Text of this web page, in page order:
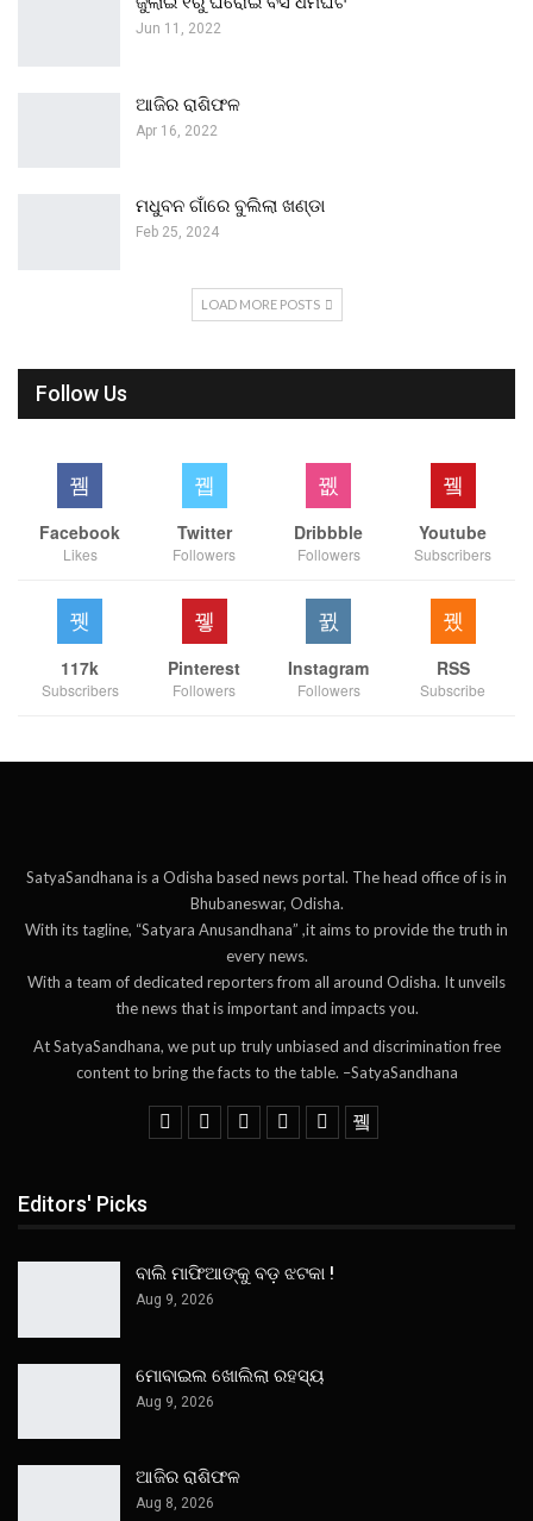
Jun 11, 2022
ଆଜିର ରାଶିଫଳ
Apr 16, 2022
ମଧୁବନ ଗାଁରେ ବୁଲିଲା ଖଣ୍ଡା
Feb 25, 2024
LOAD MORE POSTS
Follow Us
Facebook
Likes
Twitter
Followers
Dribbble
Followers
Youtube
Subscribers
117k
Subscribers
Pinterest
Followers
Instagram
Followers
RSS
Subscribe
SatyaSandhana is a Odisha based news portal. The head office of is in
Bhubaneswar, Odisha.
With its tagline, “Satyara Anusandhana” ,it aims to provide the truth in
every news.
With a team of dedicated reporters from all around Odisha. It unveils
the news that is important and impacts you.
At SatyaSandhana, we put up truly unbiased and discrimination free
content to bring the facts to the table. –SatyaSandhana
Editors' Picks
ବାଲି ମାଫିଆଙ୍କୁ ବଡ଼ ଝଟକା !
Aug 9, 2026
ମୋବାଇଲ ଖୋଲିଲା ରହସ୍ୟ
Aug 9, 2026
ଆଜିର ରାଶିଫଳ
Aug 8, 2026